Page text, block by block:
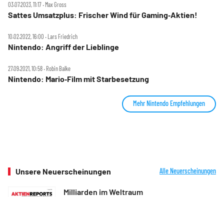
03.07.2023, 11:17 ‧ Max Gross
Sattes Umsatzplus: Frischer Wind für Gaming‑Aktien!
10.02.2022, 16:00 ‧ Lars Friedrich
Nintendo: Angriff der Lieblinge
27.09.2021, 10:58 ‧ Robin Balke
Nintendo: Mario‑Film mit Starbesetzung
Mehr Nintendo Empfehlungen
Unsere Neuerscheinungen Alle Neuerscheinungen
Milliarden im Weltraum